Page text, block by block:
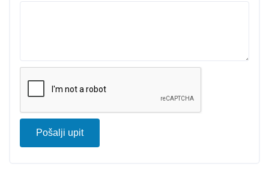
Pošalji upit